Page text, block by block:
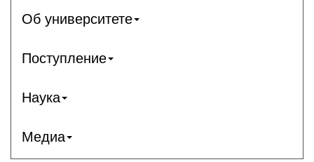
Об университете
Поступление
Наука
Медиа